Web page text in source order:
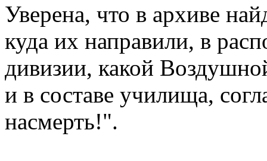
Уверена, что в архиве
куда их направили, в
дивизии, какой
и в составе училища,
насмерть!".